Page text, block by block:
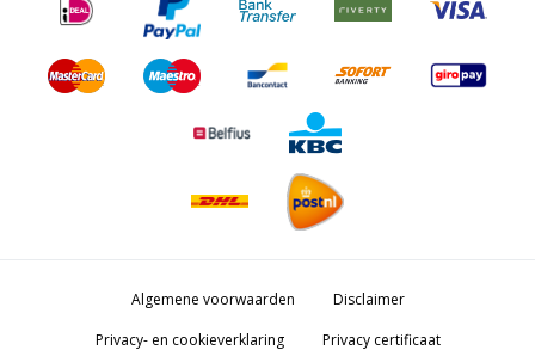
Algemene voorwaarden
Disclaimer
Privacy- en cookieverklaring
Privacy certificaat